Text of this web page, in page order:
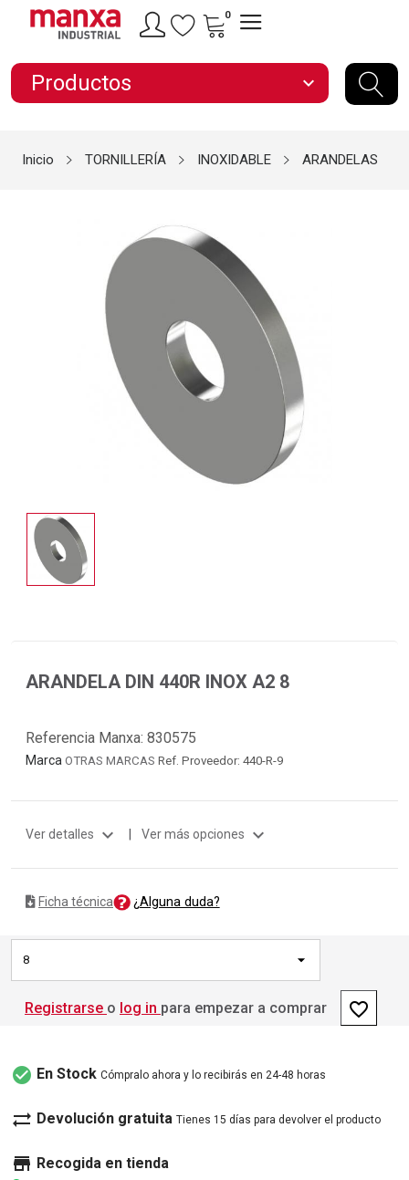
0
Productos expand_more
Inicio TORNILLERÍA INOXIDABLE ARANDELAS
ARANDELA DIN 440R INOX A2 8
Referencia Manxa: 830575
Marca OTRAS MARCAS Ref. Proveedor: 440-R-9
Ver detalles expand_more | Ver más opciones expand_more
Ficha técnica ¿Alguna duda?
8
Registrarse o log in para empezar a comprar favorite_border
check_circle En Stock Cómpralo ahora y lo recibirás en 24-48 horas
sync_alt Devolución gratuita Tienes 15 días para devolver el producto
store Recogida en tienda